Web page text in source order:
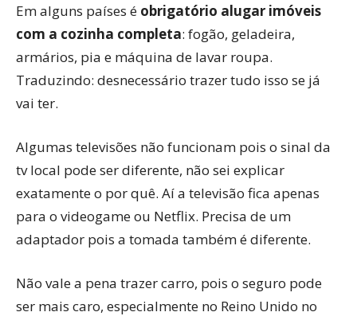
Em alguns países é obrigatório alugar imóveis
com a cozinha completa: fogão, geladeira,
armários, pia e máquina de lavar roupa.
Traduzindo: desnecessário trazer tudo isso se já
vai ter.
Algumas televisões não funcionam pois o sinal da
tv local pode ser diferente, não sei explicar
exatamente o por quê. Aí a televisão fica apenas
para o videogame ou Netflix. Precisa de um
adaptador pois a tomada também é diferente.
Não vale a pena trazer carro, pois o seguro pode
ser mais caro, especialmente no Reino Unido no